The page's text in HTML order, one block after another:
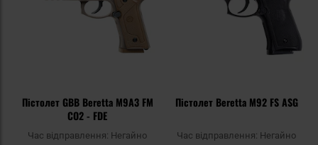
Пістолет GBB Beretta M9A3 FM
CO2 - FDE
Час відправлення: Негайно
Пістолет Beretta M92 FS ASG
Час відправлення: Негайно